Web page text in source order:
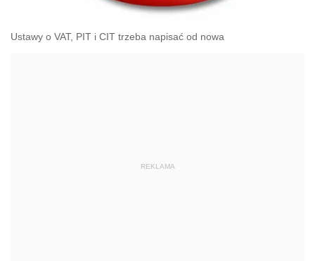
Ustawy o VAT, PIT i CIT trzeba napisać od nowa